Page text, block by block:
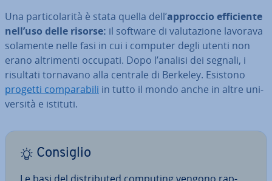
Una par­ti­co­la­ri­tà è stata quella dell’approccio ef­fi­cien­te
nell’uso delle risorse: il software di va­lu­ta­zio­ne lavorava
solamente nelle fasi in cui i computer degli utenti non
erano al­tri­men­ti occupati. Dopo l’analisi dei segnali, i
risultati tornavano alla centrale di Berkeley. Esistono
progetti com­pa­ra­bi­li in tutto il mondo anche in altre uni­
ver­si­tà e istituti.
Consiglio